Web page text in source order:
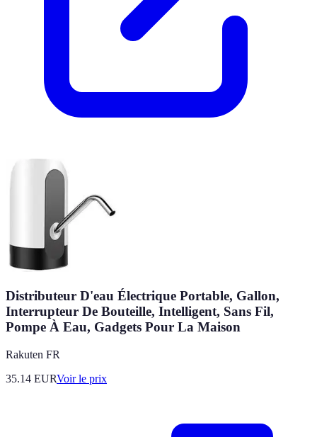
Distributeur D'eau Électrique Portable, Gallon,
Interrupteur De Bouteille, Intelligent, Sans Fil,
Pompe À Eau, Gadgets Pour La Maison
Rakuten FR
35.14 EURVoir le prix